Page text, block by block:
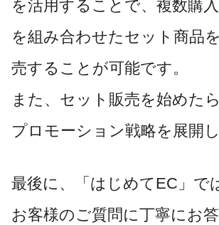
を活用することで、複数購
を組み合わせたセット商品
売することが可能です。
また、セット販売を始めた
プロモーション戦略を展開
最後に、「はじめてEC」で
お客様のご質問に丁寧にお